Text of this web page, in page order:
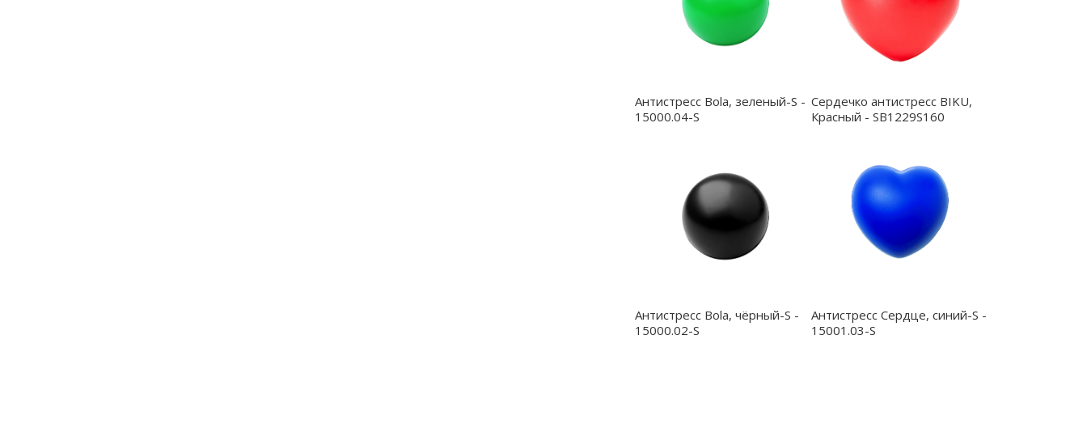
Антистресс Bola, зеленый-S -
15000.04-S
Сердечко антистресс BIKU,
Красный - SB1229S160
Антистресс Bola, чёрный-S -
15000.02-S
Антистресс Сердце, синий-S -
15001.03-S